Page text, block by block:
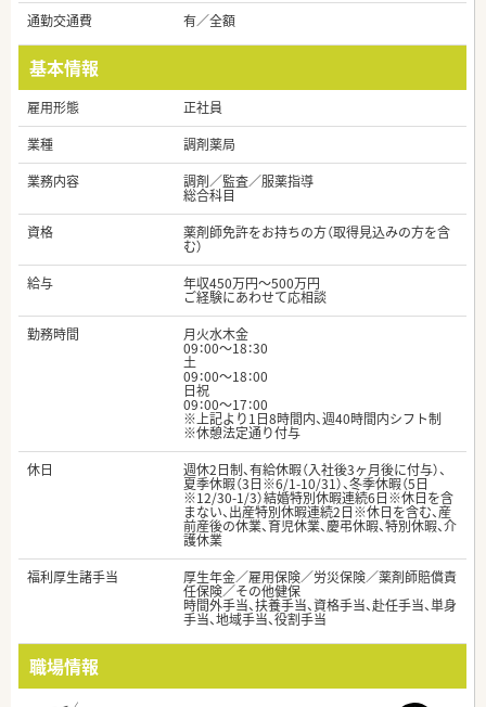
通勤交通費
有／全額
基本情報
雇用形態
正社員
業種
調剤薬局
業務内容
調剤／監査／服薬指導
総合科目
資格
薬剤師免許をお持ちの方（取得見込みの方を含
む）
給与
年収450万円～500万円
ご経験にあわせて応相談
勤務時間
月火水木金
09：00～18：30
土
09：00～18：00
日祝
09：00～17：00
※上記より1日8時間内、週40時間内シフト制
※休憩法定通り付与
休日
週休2日制、有給休暇（入社後3ヶ月後に付与）、
夏季休暇（3日※6/1-10/31）、冬季休暇（5日
※12/30-1/3）結婚特別休暇連続6日※休日を含
まない、出産特別休暇連続2日※休日を含む、産
前産後の休業、育児休業、慶弔休暇、特別休暇、介
護休業
福利厚生諸手当
厚生年金／雇用保険／労災保険／薬剤師賠償責
任保険／その他健保
時間外手当、扶養手当、資格手当、赴任手当、単身
手当、地域手当、役割手当
職場情報